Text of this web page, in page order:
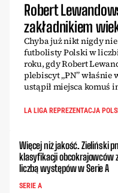
Robert
zakładnikiem
Chyba już nikt nigdy
futbolisty Polski w
roku, gdy Robert
plebiscyt „PN”
ustąpił miejsca komuś
LA LIGA REPREZENTACJA
Więcej niż jakość. Zieliński
klasyfikacji obcokrajowców
liczbą występów w Serie A
SERIE A